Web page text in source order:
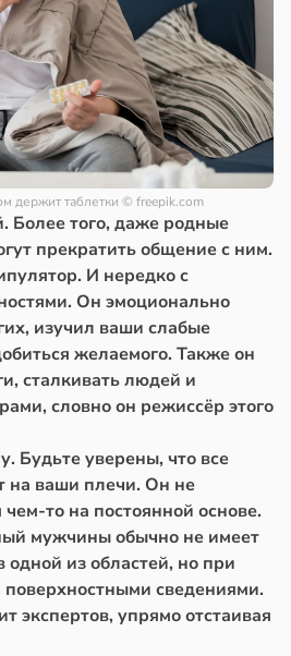
держит таблетки © freepik.com
Более того, даже родные
прекратить общение с ним.
И нередко с
Он эмоционально
изучил ваши слабые
желаемого. Также он
сталкивать людей и
словно он режиссёр этого
Будьте уверены, что все
на ваши плечи. Он не
то на постоянной основе.
мужчины обычно не имеет
одной из областей, но при
сведениями.
экспертов, упрямо отстаивая